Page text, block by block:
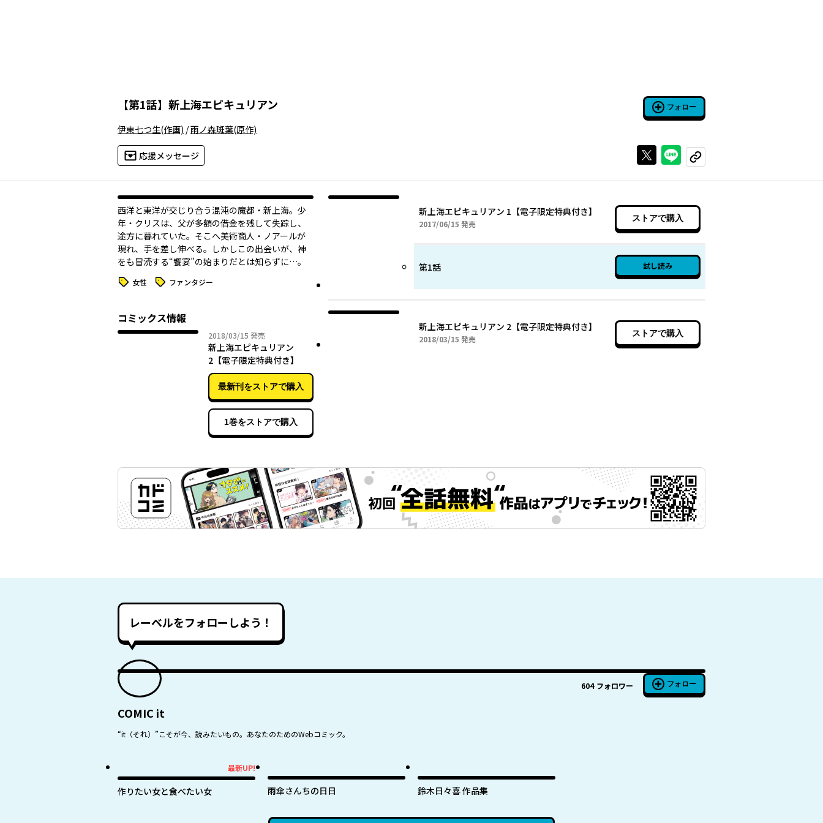
【第1話】 新上海エピキュリアン フォロー
伊東七つ生(作画) /雨ノ森斑葉(原作)
応援メッセージ Xで投稿するラインでシェアする
コピーする
西洋と東洋が交じり合う混沌の魔都・新上海。少
年・クリスは、父が多額の借金を残して失踪し、
途方に暮れていた。そこへ美術商人・ノアールが
現れ、手を差し伸べる。しかしこの出会いが、神
をも冒涜する“饗宴”の始まりだとは知らずに…。
タグ 女性 タグ ファンタジー
コミックス情報
2018/03/15 2018年03月15日
発売
新上海エピキュリアン
2【電子限定特典付き】
最新刊をストアで購入
1巻をストアで購入
新上海エピキュリアン 1【電子限定特典付き】
2017/06/15 2017年06月15日
発売
ストアで購入
第1話 試し読み
新上海エピキュリアン 2【電子限定特典付き】
2018/03/15 2018年03月15日
発売
ストアで購入
レーベルをフォローしよう！
604 フォロワー フォロー
COMIC it
“it（それ）”こそが今、読みたいもの。あなたのためのWebコミック。
最新UP!
作りたい女と食べたい女 雨傘さんちの日日 鈴木日々喜 作品集